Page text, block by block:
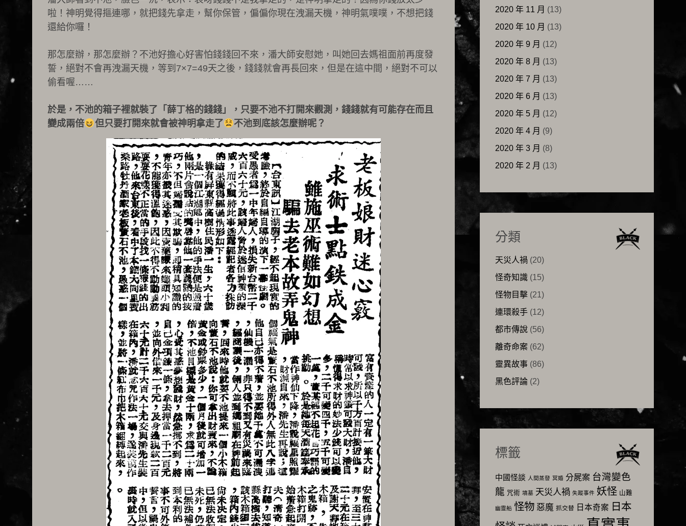
啦！神明覺得摳連哪，就把錢先拿走，幫你保管，偏偏你現在洩漏天機，神明氣噗噗，不想把錢
還給你囉！
那怎麼辦，那怎麼辦？不池好擔心好害怕錢錢回不來，潘大師安慰她，叫她回去媽祖面前再度發
誓，絕對不會再洩漏天機，等到7×7=49天之後，錢錢就會再長回來，但是在這中間，絕對不可以
偷看喔……
於是，不池的箱子裡就裝了「薛丁格的錢錢」，只要不池不打開來觀測，錢錢就有可能存在而且
變成兩倍
但只要打開來就會被神明拿走了 不池到底該怎麼辦呢？
2020 年 11 月 (13)
2020 年 10 月 (13)
2020 年 9 月 (12)
2020 年 8 月 (13)
2020 年 7 月 (13)
2020 年 6 月 (13)
2020 年 5 月 (12)
2020 年 4 月 (9)
2020 年 3 月 (8)
2020 年 2 月 (13)
分類
天災人禍 (20)
怪奇知識(15)
怪物目擊(21)
連環殺手(12)
都市傳說(56)
離奇命案(62)
靈異故事(86)
黑色評論(2)
標籤
中國怪談 人間蒸發 冥婚 分屍案 台灣變色
龍 咒術 墳墓 天災人禍 失蹤事件 妖怪 山難
幽靈船 怪物 惡魔 抓交替 日本奇案 日本